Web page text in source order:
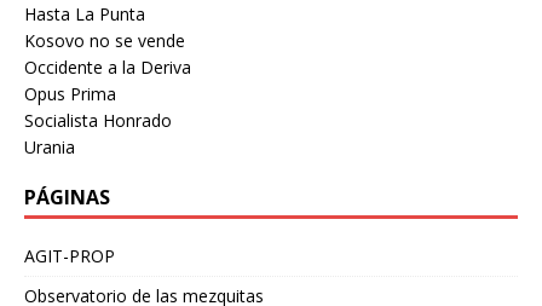
Hasta La Punta
Kosovo no se vende
Occidente a la Deriva
Opus Prima
Socialista Honrado
Urania
PÁGINAS
AGIT-PROP
Observatorio de las mezquitas